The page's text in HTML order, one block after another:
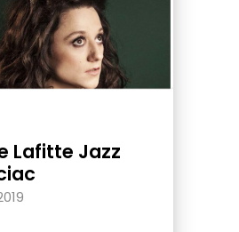
Lafitte Jazz